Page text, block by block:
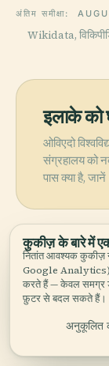
अंतिम समीक्षा:
Wikidata,
इलाके को
ओविएदो
संग्रहालय को
पास क्या है,
More
खोजने योग्य 27
Fontán
कुकीज़ के बारे में
नितांत आवश्यक कुकीज़
Google Analytics)
करते हैं — केवल समग्र
फ़ुटर से बदल सकते हैं।
अनुकूलित